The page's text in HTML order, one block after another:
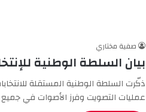
صفية مختاري
بيان السلطة الوطنية
ذكّرت السلطة الوطنية المستقلة
عمليات التصويت وفرز الأصوات في